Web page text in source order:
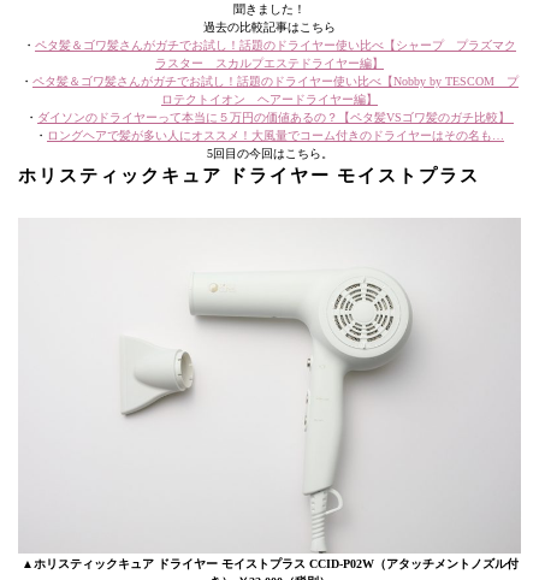
聞きました！
過去の比較記事はこちら
・ ペタ髪＆ゴワ髪さんがガチでお試し！話題のドライヤー使い比べ【シャープ プラズマク
ラスター スカルプエステドライヤー編】
・ ペタ髪＆ゴワ髪さんがガチでお試し！話題のドライヤー使い比べ【Nobby by TESCOM プ
ロテクトイオン ヘアードライヤー編】
・ ダイソンのドライヤーって本当に５万円の価値あるの？【ペタ髪VSゴワ髪のガチ比較】
・ ロングヘアで髪が多い人にオススメ！大風量でコーム付きのドライヤーはその名も…
5回目の今回はこちら。
ホリスティックキュア ドライヤー モイストプラス
▲ホリスティックキュア ドライヤー モイストプラス CCID-P02W（アタッチメントノズル付